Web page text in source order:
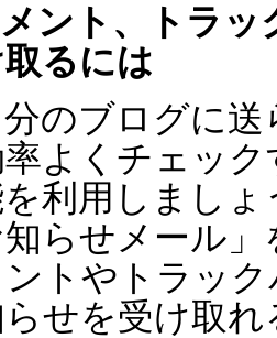
ント、トラ
るには
のブログに送
率よくチェッ
利用しまし
知らせメール
ントやトラッ
せを受け取